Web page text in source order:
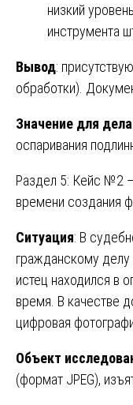
низкий
инструмента
Вывод:
обработки).
Значение для дела
оспаривания
Раздел 5: Кейс №2
времени
Ситуация: В
гражданскому делу
истец находился в
время. В качестве
цифровая
Объект
(формат JPEG),